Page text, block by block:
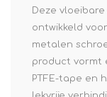
Deze
ontwikkeld
metalen
product vormt
PTFE-tape en